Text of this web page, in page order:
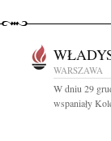
WARSZAWA
W dniu 29
wspaniały